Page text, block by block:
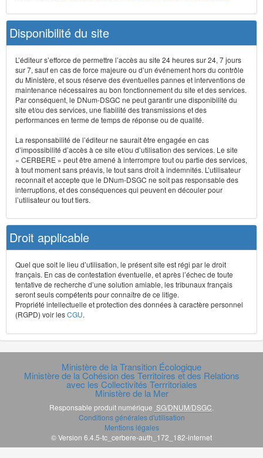
Disponibilité du site
L’éditeur s’efforce de permettre l’accès au site 24 heures sur 24, 7 jours
sur 7, sauf en cas de force majeure ou d’un événement hors du contrôle
du Ministère, et sous réserve des éventuelles pannes et interventions de
maintenance nécessaires au bon fonctionnement du site et des services.
Par conséquent, le DNum-DSGC ne peut garantir une disponibilité du
site et/ou des services, une fiabilité des transmissions et des
performances en terme de temps de réponse ou de qualité.
La responsabilité de l’éditeur ne saurait être engagée en cas
d’impossibilité d’accès à ce site et/ou d’utilisation des services. Le site
« CERBERE » peut être amené à interrompre tout ou partie des services,
à tout moment sans préavis, le tout sans droit à indemnités. L’utilisateur
reconnaît et accepte que le DNum-DSGC ne soit pas responsable des
interruptions, et des conséquences qui peuvent en découler pour
l’utilisateur ou tout tiers.
Droit applicable
Quel que soit le lieu d’utilisation, le présent site est régi par le droit
français. En cas de contestation éventuelle, et après l’échec de toute
tentative de recherche d’une solution amiable, les tribunaux français
seront seuls compétents pour connaître de ce litige.
Propriété intellectuelle et protection des données à caractère personnel
(RGPD) voir lesCGU.
Ministère de la Transition Écologique
Ministère de la Cohésion des Territoires et des Relations
avec les Collectivités Terrritoriales
Ministère de la Mer
Responsable produit numérique SG/DNUM/DSGC
Conditions générales d'utilisation
Mentions légales
© Version 6.4.5-tc_cerbere-auth_172_182-internet